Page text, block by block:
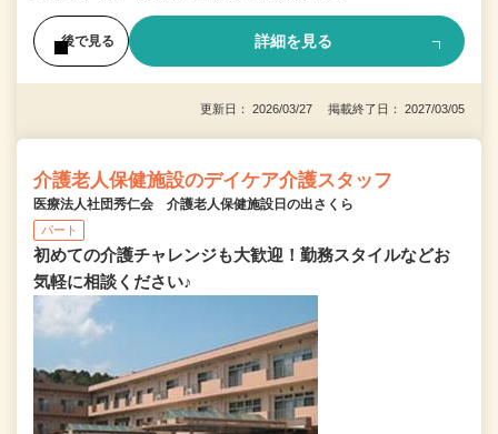
後で見る 詳細を見る
更新日： 2026/03/27 掲載終了日： 2027/03/05
介護老人保健施設のデイケア介護スタッフ
医療法人社団秀仁会 介護老人保健施設日の出さくら
パート
初めての介護チャレンジも大歓迎！勤務スタイルなどお
気軽に相談ください♪